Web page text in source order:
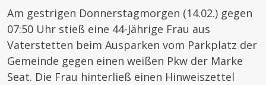
Am gestrigen Donnerstagmorgen (14.02.) gegen
07:50 Uhr stieß eine 44-Jährige Frau aus
Vaterstetten beim Ausparken vom Parkplatz der
Gemeinde gegen einen weißen Pkw der Marke
Seat. Die Frau hinterließ einen Hinweiszettel